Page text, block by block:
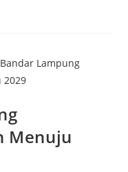
Menuju